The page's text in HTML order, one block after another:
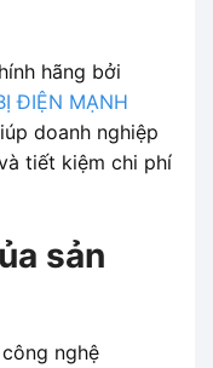
hãng bởi
ĐIỆN MẠNH
doanh nghiệp
tiết kiệm chi phí
sản
nghệ